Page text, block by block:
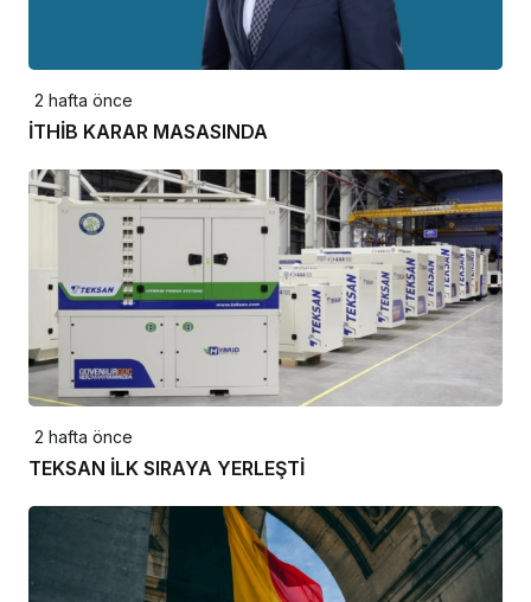
2 hafta önce
İTHİB KARAR MASASINDA
2 hafta önce
TEKSAN İLK SIRAYA YERLEŞTİ